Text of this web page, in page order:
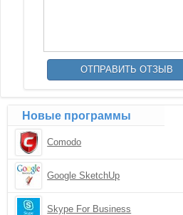
Новые программы
Comodo
Google SketchUp
Skype For Business